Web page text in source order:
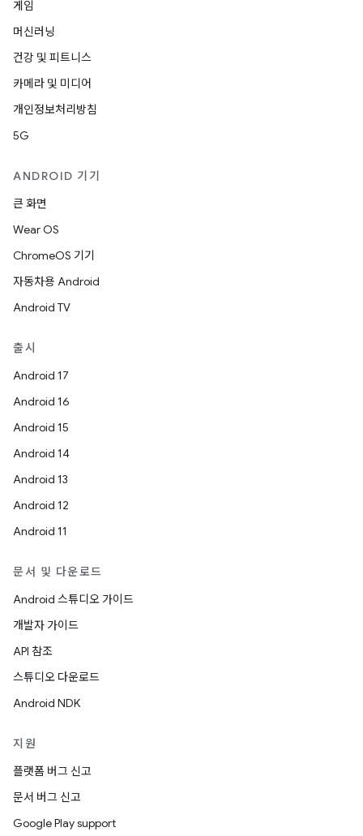
게임
머신러닝
건강 및 피트니스
카메라 및 미디어
개인정보처리방침
5G
ANDROID 기기
큰 화면
Wear OS
ChromeOS 기기
자동차용 Android
Android TV
출시
Android 17
Android 16
Android 15
Android 14
Android 13
Android 12
Android 11
문서 및 다운로드
Android 스튜디오 가이드
개발자 가이드
API 참조
스튜디오 다운로드
Android NDK
지원
플랫폼 버그 신고
문서 버그 신고
Google Play support